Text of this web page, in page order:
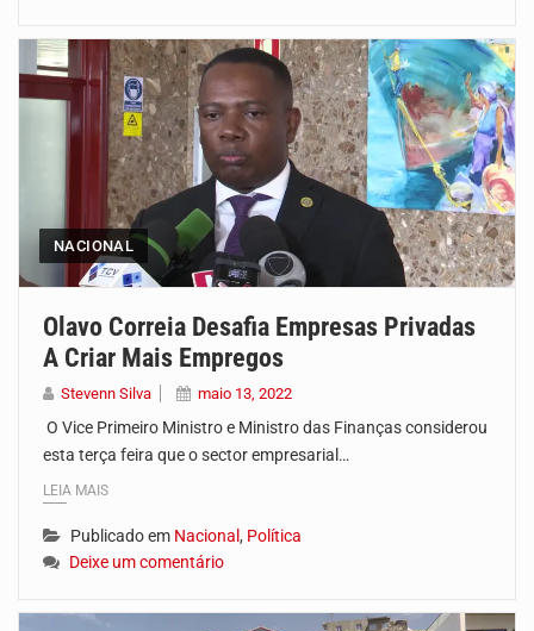
NACIONAL
Olavo Correia Desafia Empresas Privadas
A Criar Mais Empregos
Stevenn Silva maio 13, 2022
O Vice Primeiro Ministro e Ministro das Finanças considerou
esta terça feira que o sector empresarial…
LEIA MAIS
Publicado em Nacional , Política
Deixe um comentário